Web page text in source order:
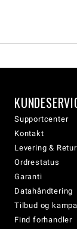
Supportcenter
Kontakt
Levering &
Ordrestatus
Garanti
Datahåndtering
Tilbud og
Find forhandler